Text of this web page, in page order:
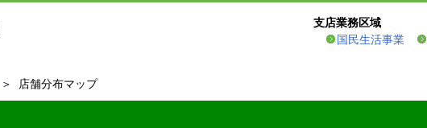
支店業務区域
国民生活事業
＞ 店舗分布マップ